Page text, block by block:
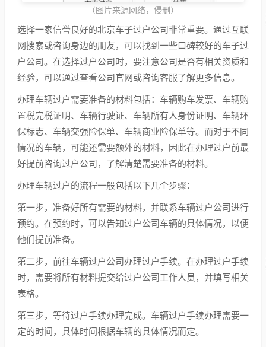
（图片来源网络，侵删）
选择一家信誉良好的北京车子过户公司非常重要。通过互联
网搜索或咨询身边的朋友，可以找到一些口碑较好的车子过
户公司。在选择过户公司时，要注意公司是否有相关资质和
经验，可以通过查看公司官网或咨询客服了解更多信息。
办理车辆过户需要准备的材料包括：车辆购车发票、车辆购
置税完税证明、车辆行驶证、车辆所有人身份证明、车辆环
保标志、车辆交强险保单、车辆商业险保单等。而对于不同
情况的车辆，可能还需要额外的材料，因此在办理过户前最
好提前咨询过户公司，了解清楚需要准备的材料。
办理车辆过户的流程一般包括以下几个步骤：
第一步，准备好所有需要的材料，并联系车辆过户公司进行
预约。在预约时，可以告知过户公司车辆的具体情况，以便
他们提前准备。
第二步，前往车辆过户公司办理过户手续。在办理过户手续
时，需要将所有材料提交给过户公司工作人员，并填写相关
表格。
第三步，等待过户手续办理完成。车辆过户手续办理需要一
定的时间，具体时间根据车辆的具体情况而定。